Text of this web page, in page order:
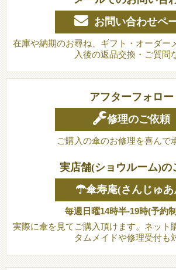
お問い合わせペ
在庫や納期のお尋ね、ギフト・オーダー
入後の返品交換・ご質問
アフターフォロー
修理のご依頼
ご購入の傘のお修理を喜んで
実店舗(ショウルーム)の
☂傘寿庵(さんじゅあ
毎週日曜14時半-19時(予約
実際に傘を見てご購入頂けます。ネット
タムメイドや修理受付も